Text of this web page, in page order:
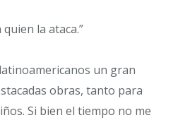
la ataca.”
un gran
obras, tanto para
Si bien el tiempo no me